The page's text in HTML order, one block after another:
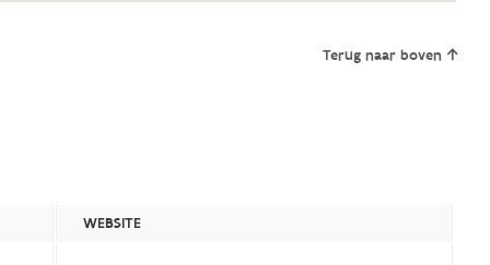
Terug naar boven
WEBSITE